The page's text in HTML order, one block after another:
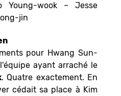
Young-wook – Jesse
jin
pour Hwang Sun-
ayant arraché le
. Quatre exactement. En
cédait sa place à Kim